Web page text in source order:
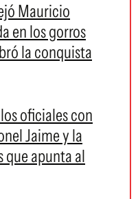
Mauricio
en los gorros
la conquista
oficiales con
Jaime y la
que apunta al